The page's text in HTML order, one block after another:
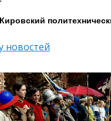
новостей